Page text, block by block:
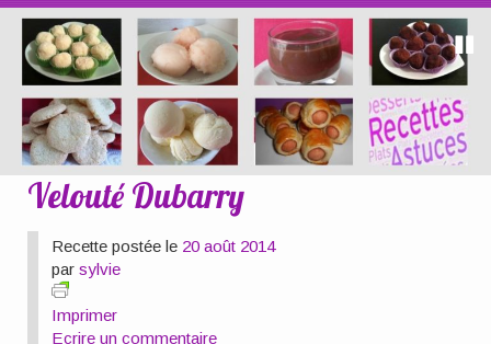
Velouté Dubarry
Recette postée le 20 août 2014
parsylvie
Imprimer
Ecrire un commentaire